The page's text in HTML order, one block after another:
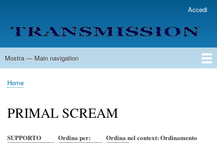
contenuto
principale
account
menu
Accedi
Main
Mostra — Main navigation
Home
Lista Autori
Contatti
Spedizione & Consegna
Legenda
Condizioni per l'uso
Briciole
pane
Home
PRIMAL SCREAM
SUPPORTO Ordina per: Ordina nel context: Ordinamento